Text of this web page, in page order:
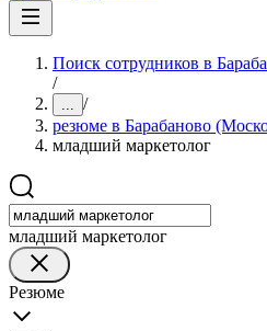
Поиск сотрудников в
/
... /
резюме в Барабаново
младший маркетолог
младший маркетолог
Резюме